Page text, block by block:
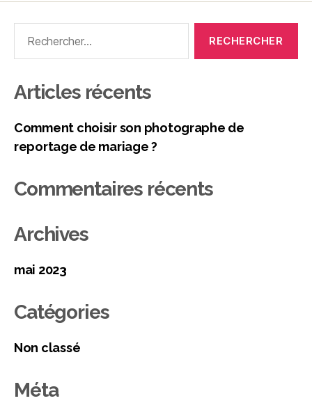
Articles récents
Comment choisir son photographe de
reportage de mariage ?
Commentaires récents
Archives
mai 2023
Catégories
Non classé
Méta